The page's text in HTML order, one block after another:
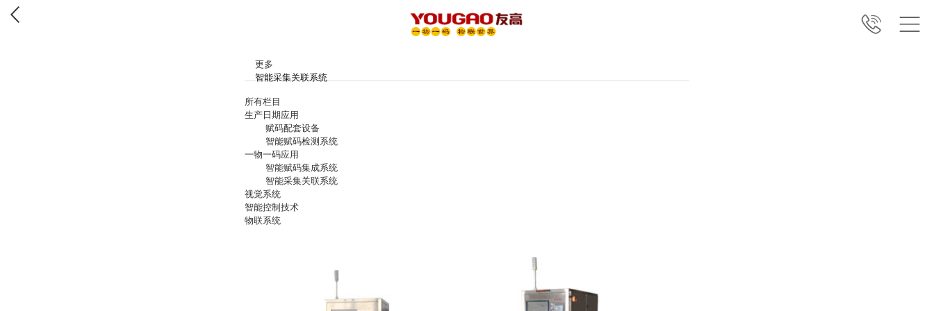
更多
智能采集关联系统
所有栏目
生产日期应用
赋码配套设备
智能赋码检测系统
一物一码应用
智能赋码集成系统
智能采集关联系统
视觉系统
智能控制技术
物联系统